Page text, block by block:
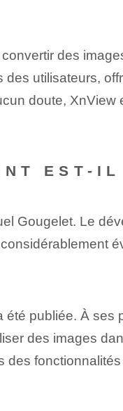
des
utilisateurs,
doute, XnView
EST-
Gougelet. Le
publiée. À ses
des images
des